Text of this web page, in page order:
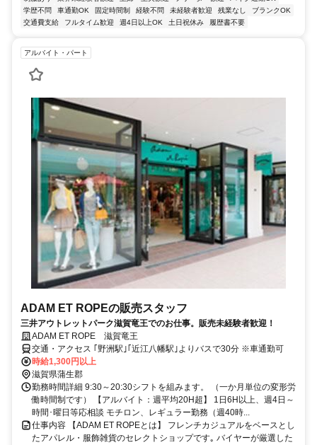
学歴不問
車通勤OK 固定時間制 経験不問 未経験者歓迎 残業なし
ブランクOK
交通費支給
フルタイム歓迎 週4日以上OK 土日祝休み 履歴書不要
アルバイト・パート
ADAM ET ROPEの販売スタッフ
三井アウトレットパーク滋賀竜王でのお仕事。販売未経験者歓迎！
ADAM ET ROPE 滋賀竜王
交通・アクセス ｢野洲駅｣｢近江八幡駅｣よりバスで30分 ※車通勤可
時給1,300円以上
滋賀県蒲生郡
勤務時間詳細 9:30～20:30シフトを組みます。 （一か月単位の変形労
働時間制です） 【アルバイト：週平均20H超】 1日6H以上、週4日～
時間･曜日等応相談 モチロン、レギュラー勤務（週40時...
仕事内容 【ADAM ET ROPEとは】 フレンチカジュアルをベースとし
たアパレル・服飾雑貨のセレクトショップです｡ バイヤーが厳選した